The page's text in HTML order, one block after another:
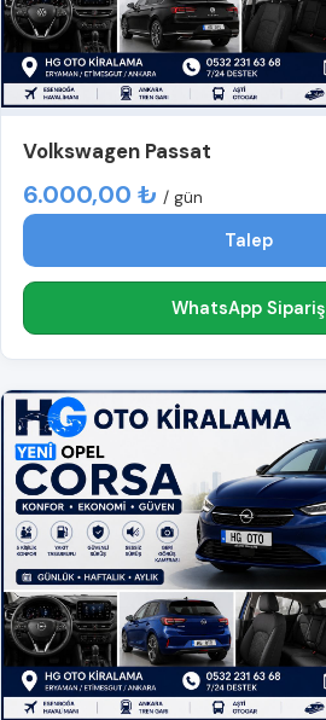
Volkswagen Passat
6.000,00 ₺ / gün
Talep
WhatsApp Sipariş